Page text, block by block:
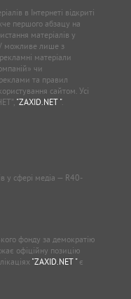
в Інтернеті відкриті
першого абзацу на
матеріалів у
можливе лише з
матеріали
чи
та правил
сайтом. Усі
"ZAXID.NET ".
у сфері медіа — R40-
фонду за демократію
офіційну позицію
"ZAXID.NET "є